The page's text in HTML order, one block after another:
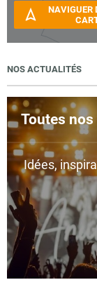
NAVIGUER
NOS ACTUALITÉS
Toutes
Idées,